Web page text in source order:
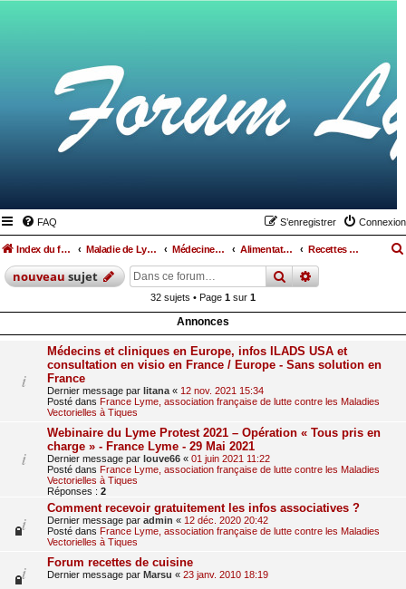
FAQ Connexion
S’enregistrer
Index du forum Maladie de Lyme Médecines parallèles, alimentation et hygiène de vie Alimentation Recettes de cuisine
nouveausujet rechercher
recherche
32 sujets • Page 1 sur 1
Annonces
Médecins et cliniques en Europe, infos ILADS USA et
consultation en visio en France / Europe - Sans solution en
France
Dernier message par litana « 12 nov. 2021 15:34
Posté dans France Lyme, association française de lutte contre les Maladies
Vectorielles à Tiques
Webinaire du Lyme Protest 2021 – Opération « Tous pris en
charge » - France Lyme - 29 Mai 2021
Dernier message par louve66 « 01 juin 2021 11:22
Posté dans France Lyme, association française de lutte contre les Maladies
Vectorielles à Tiques
Réponses : 2
Comment recevoir gratuitement les infos associatives ?
Dernier message par admin « 12 déc. 2020 20:42
Posté dans France Lyme, association française de lutte contre les Maladies
Vectorielles à Tiques
Forum recettes de cuisine
Dernier message par Marsu « 23 janv. 2010 18:19